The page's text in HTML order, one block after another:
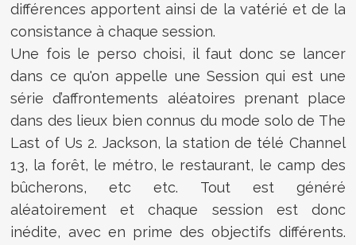
différences apportent ainsi de la vatérié et de la
consistance à chaque session.
Une fois le perso choisi, il faut donc se lancer
dans ce qu'on appelle une Session qui est une
série d’affrontements aléatoires prenant place
dans des lieux bien connus du mode solo de The
Last of Us 2. Jackson, la station de télé Channel
13, la forêt, le métro, le restaurant, le camp des
bûcherons, etc etc. Tout est généré
aléatoirement et chaque session est donc
inédite, avec en prime des objectifs différents.